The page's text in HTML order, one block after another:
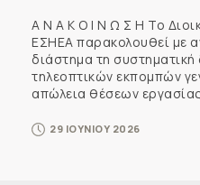
Α Ν Α Κ Ο Ι Ν Ω Σ Η Το
ΕΣΗΕΑ παρακολουθεί με
διάστημα τη
τηλεοπτικών εκπομπών
απώλεια θέσεων εργασίας
29 ΙΟΥΝΙΟΥ 2026